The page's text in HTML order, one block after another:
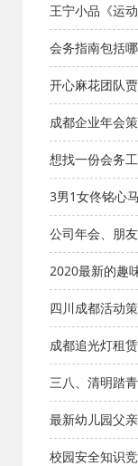
王宁小品《运
成都活动公司网
会务指南包括
开心麻花团队
版_小品剧本库
_文案网_文档网
成都企业年会
成都活动公司
想找一份会务
3男1女佟铭心
版_小品剧本库
_文案网_文档网
公司年会、朋
都活动公司网
2020最新的趣
四川成都活动
单兼职群
成都追光灯租
三八、清明踏
_成都活动公司
最新幼儿园父
校园安全知识